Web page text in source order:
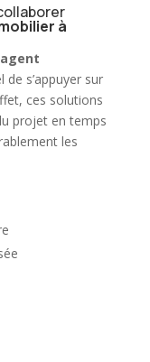
à
agent
de s’appuyer sur
ces solutions
projet en temps
les